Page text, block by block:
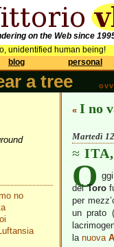
on the Web since
unidentified human being!
blog personal
a tree
no
« I no
Martedì
O
delToro
per
un prato
la nuova